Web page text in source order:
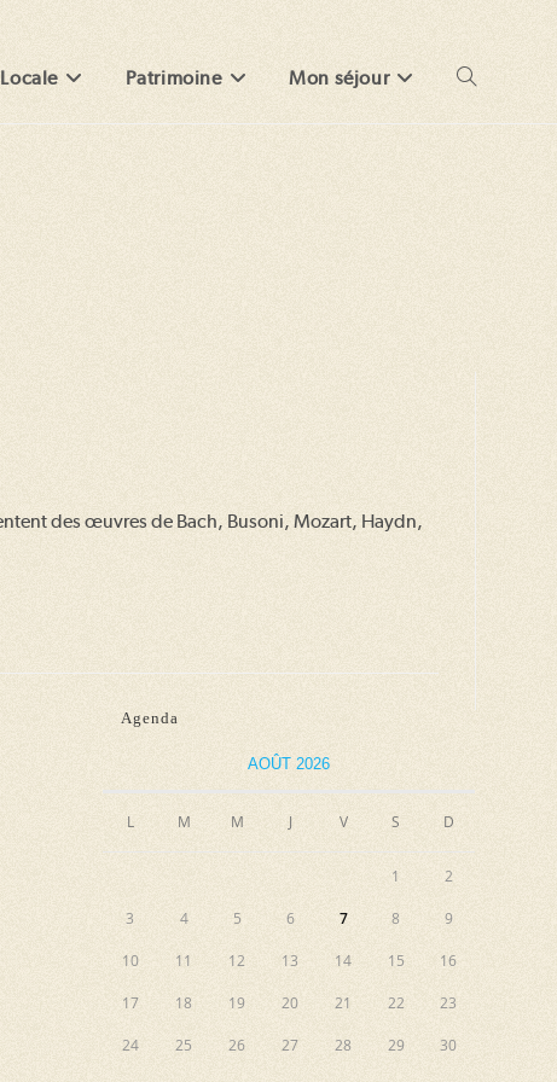
Patrimoine Mon séjour Toggle
des œuvres de Bach, Busoni, Mozart, Haydn,
Agenda
AOÛT 2026
L M M J V S D
1 2
3 4 5 6 7 8 9
10 11 12 13 14 15 16
17 18 19 20 21 22 23
24 25 26 27 28 29 30